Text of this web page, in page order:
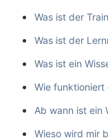
Was ist der
Was ist der
Was ist ein
Wie funktioniert
Ab wann ist ein
Wieso wird mir